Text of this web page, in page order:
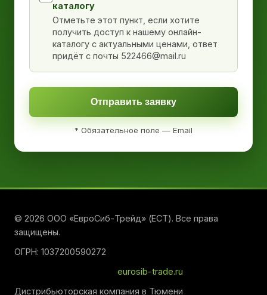
каталогу
Отметьте этот пункт, если хотите
получить доступ к нашему онлайн-
каталогу с актуальными ценами, ответ
придёт с почты 522466@mail.ru
Отправить заявку
* Обязательное поле — Email
© 2026 ООО «ЕвроСиб-Трейд» (ЕСТ). Все права
защищены.
ОГРН: 1037200590272
eurosib-trade.ru
Дистрибьюторская компания в Тюмени